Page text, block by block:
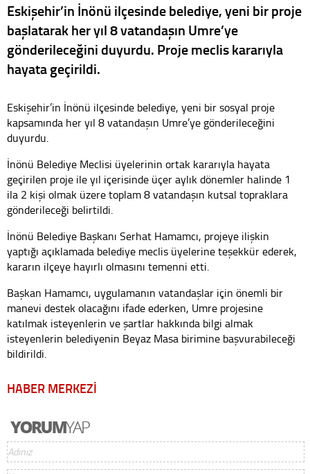
Eskişehir’in İnönü ilçesinde belediye, yeni bir proje
başlatarak her yıl 8 vatandaşın Umre’ye
gönderileceğini duyurdu. Proje meclis kararıyla
hayata geçirildi.
Eskişehir’in İnönü ilçesinde belediye, yeni bir sosyal proje
kapsamında her yıl 8 vatandaşın Umre’ye gönderileceğini
duyurdu.
İnönü Belediye Meclisi üyelerinin ortak kararıyla hayata
geçirilen proje ile yıl içerisinde üçer aylık dönemler halinde 1
ila 2 kişi olmak üzere toplam 8 vatandaşın kutsal topraklara
gönderileceği belirtildi.
İnönü Belediye Başkanı Serhat Hamamcı, projeye ilişkin
yaptığı açıklamada belediye meclis üyelerine teşekkür ederek,
kararın ilçeye hayırlı olmasını temenni etti.
Başkan Hamamcı, uygulamanın vatandaşlar için önemli bir
manevi destek olacağını ifade ederken, Umre projesine
katılmak isteyenlerin ve şartlar hakkında bilgi almak
isteyenlerin belediyenin Beyaz Masa birimine başvurabileceği
bildirildi.
HABER MERKEZİ